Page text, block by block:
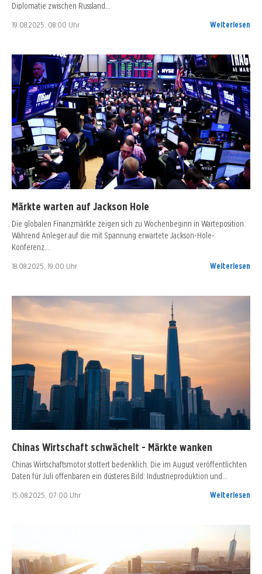
Diplomatie zwischen Russland…
19.08.2025, 08:00 Uhr Weiterlesen
Märkte warten auf Jackson Hole
Die globalen Finanzmärkte zeigen sich zu Wochenbeginn in Warteposition.
Während Anleger auf die mit Spannung erwartete Jackson-Hole-
Konferenz…
18.08.2025, 19:00 Uhr Weiterlesen
Chinas Wirtschaft schwächelt - Märkte wanken
Chinas Wirtschaftsmotor stottert bedenklich. Die im August veröffentlichten
Daten für Juli offenbaren ein düsteres Bild: Industrieproduktion und…
15.08.2025, 07:00 Uhr Weiterlesen